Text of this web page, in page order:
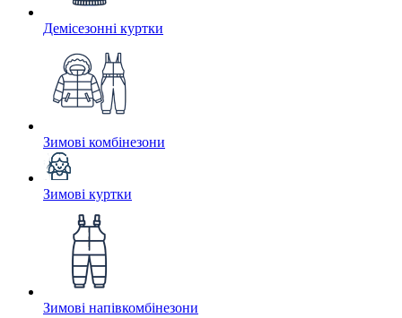
Демісезонні куртки
Зимові комбінезони
Зимові куртки
Зимові напівкомбінезони